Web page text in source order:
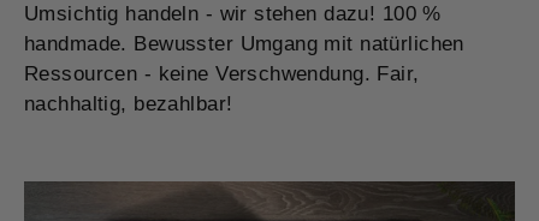
Umsichtig handeln - wir stehen dazu! 100 %
handmade. Bewusster Umgang mit natürlichen
Ressourcen - keine Verschwendung. Fair,
nachhaltig, bezahlbar!